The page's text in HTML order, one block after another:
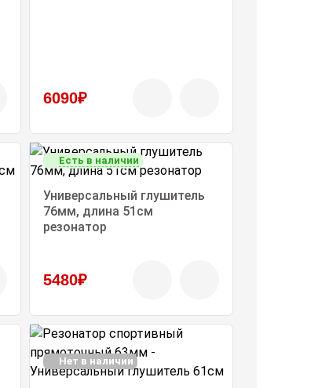
6090₽
Есть в наличии
Универсальный глушитель
76мм, длина 51см
резонатор
5480₽
Нет в наличии